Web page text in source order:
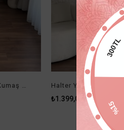
₺1.399,00
%15
300TL